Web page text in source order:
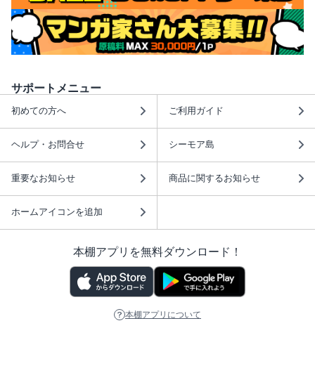
サポートメニュー
初めての方へ ご利用ガイド
ヘルプ・お問合せ シーモア島
重要なお知らせ 商品に関するお知らせ
ホームアイコンを追加
本棚アプリを無料ダウンロード！
本棚アプリについて